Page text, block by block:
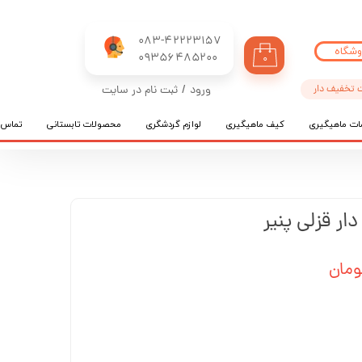
083-42223157
​​​​​​​09356485200
۰
ورود / ثبت نام در سایت
تغییر گذر واژه
ماهیگیری کیف ماهیگیری لوازم گردشگری محصولات تابستانی تماس
تخفیف دار
قزلی پنیر